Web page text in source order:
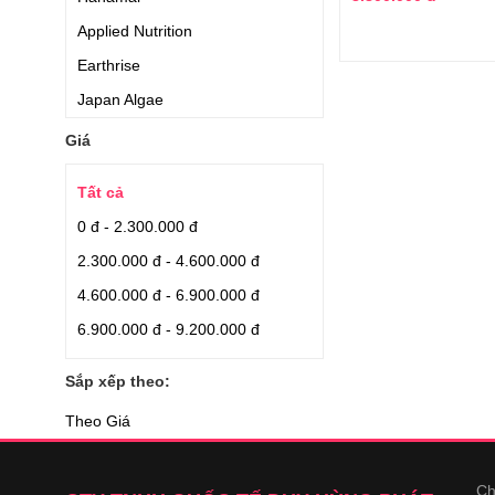
Applied Nutrition
Earthrise
Japan Algae
Aishodo
Careline
Orihiro
Blackmores
Nhập nguyên hộp từ Nhật
Nhập từ Nhật
Puritan Pride
Puritans Pride
Giá
Tất cả
0 đ - 2.300.000 đ
2.300.000 đ - 4.600.000 đ
4.600.000 đ - 6.900.000 đ
6.900.000 đ - 9.200.000 đ
Sắp xếp theo:
Theo Giá